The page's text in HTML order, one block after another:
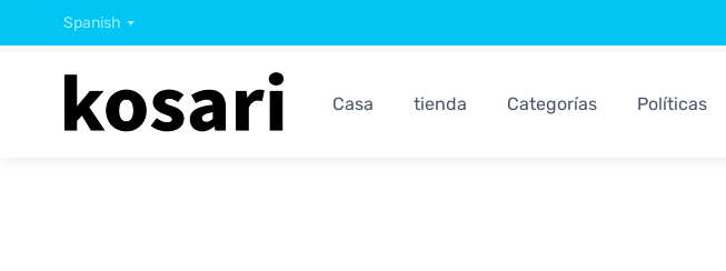
Spanish
Casa tienda Categorías Políticas